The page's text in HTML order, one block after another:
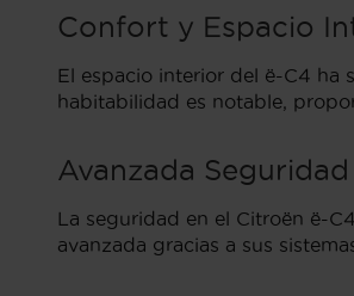
Confort y Espacio
El espacio interior del ë-C4 ha
habitabilidad es notable,
Avanzada
La seguridad en el Citroën ë-
avanzada gracias a sus